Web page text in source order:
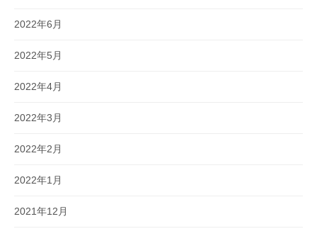
2022年6月
2022年5月
2022年4月
2022年3月
2022年2月
2022年1月
2021年12月